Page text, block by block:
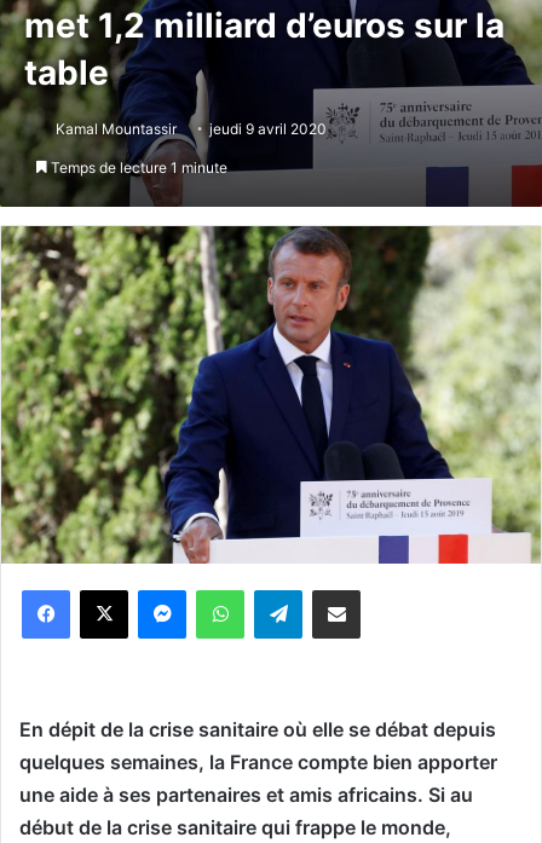
met 1,2 milliard d’euros sur la
table
Kamal Mountassir jeudi 9 avril 2020
Temps de lecture 1 minute
WhatsApp Telegram
En dépit de la crise sanitaire où elle se débat depuis
quelques semaines, la France compte bien apporter
une aide à ses partenaires et amis africains. Si au
début de la crise sanitaire qui frappe le monde,